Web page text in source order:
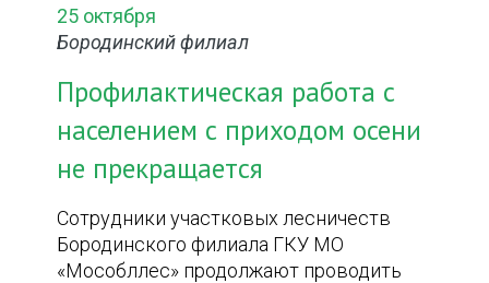
25 октября
Бородинский филиал
Профилактическая работа с
населением с приходом осени
не прекращается
Сотрудники участковых лесничеств
Бородинского филиала ГКУ МО
«Мособллес» продолжают проводить